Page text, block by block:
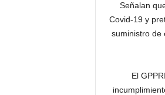
Señalan
Covid-19 y
suministro de
El